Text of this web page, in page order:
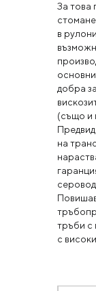
За това
в
добра
(също и
на
тръби с
с